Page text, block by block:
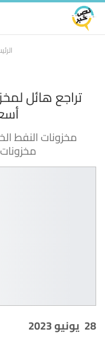
تراجع هائل
مخزونات النفط
مخزونات
28 يونيو2023